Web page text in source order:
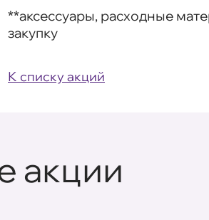
**аксессуары, расходные
закупку
К списку акций
акции